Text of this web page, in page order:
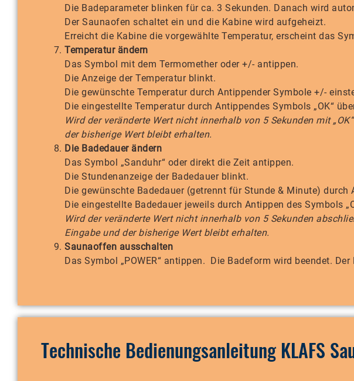
Die Badeparameter blinken für ca. 3 Sekunden. Danach wird
Der Saunaofen schaltet ein und die Kabine wird aufgeheizt.
Erreicht die Kabine die vorgewählte Temperatur, erscheint das
Temperatur ändern
Das Symbol mit dem Termomether oder +/- antippen.
Die Anzeige der Temperatur blinkt.
Die gewünschte Temperatur durch Antippender Symbole +/-
Die eingestellte Temperatur durch Antippendes Symbols „OK“
Wird der veränderte Wert nicht innerhalb von 5 Sekunden mit
der bisherige Wert bleibt erhalten.
Die Badedauer ändern
Das Symbol „Sanduhr“ oder direkt die Zeit antippen.
Die Stundenanzeige der Badedauer blinkt.
Die gewünschte Badedauer (getrennt für Stunde & Minute)
Die eingestellte Badedauer jeweils durch Antippen des Symbols
Wird der veränderte Wert nicht innerhalb von 5 Sekunden
Eingabe und der bisherige Wert bleibt erhalten.
Saunaoffen ausschalten
Das Symbol „POWER“ antippen. Die Badeform wird beendet.
Technische Bedienungsanleitung KLAFS